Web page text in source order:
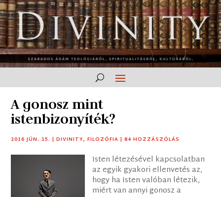
A gonosz mint
istenbizonyíték?
2016 JÚN. 15. |DIVINITY,FILOZÓFIA |84 HOZZÁSZÓLÁS
Isten létezésével kapcsolatban
az egyik gyakori ellenvetés az,
hogy ha Isten valóban létezik,
miért van annyi gonosz a